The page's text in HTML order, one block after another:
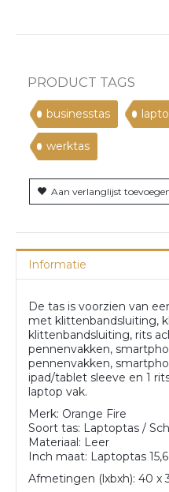
PRODUCT TAGS
businesstas
werktas
Aan verlanglijst
Informatie
De tas is voorzien van
met klittenbandsluiting,
klittenbandsluiting, rits
pennenvakken,
pennenvakken,
ipad/tablet sleeve en 1
laptop vak.
Merk: Orange Fire
Soort tas: Laptoptas /
Materiaal: Leer
Inch maat: Laptoptas
Afmetingen (lxbxh): 40 x